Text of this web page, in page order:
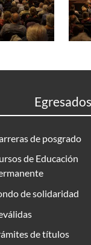
Egresados
de posgrado
de Educación
de solidaridad
de títulos